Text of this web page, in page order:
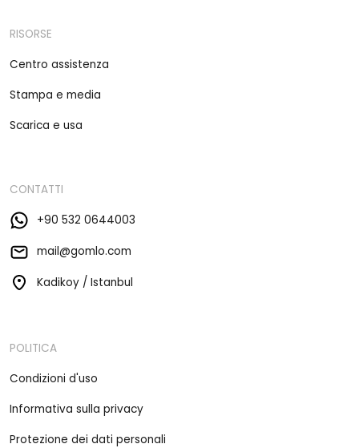
RISORSE
Centro assistenza
Stampa e media
Scarica e usa
CONTATTI
+90 532 0644003
mail@gomlo.com
Kadikoy / Istanbul
POLITICA
Condizioni d'uso
Informativa sulla privacy
Protezione dei dati personali